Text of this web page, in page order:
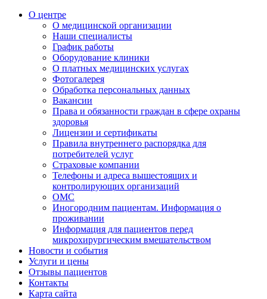
О центре
О медицинской организации
Наши специалисты
График работы
Оборудование клиники
О платных медицинских услугах
Фотогалерея
Обработка персональных данных
Вакансии
Права и обязанности граждан в сфере охраны
здоровья
Лицензии и сертификаты
Правила внутреннего распорядка для
потребителей услуг
Страховые компании
Телефоны и адреса вышестоящих и
контролирующих организаций
ОМС
Иногородним пациентам. Информация о
проживании
Информация для пациентов перед
микрохирургическим вмешательством
Новости и события
Услуги и цены
Отзывы пациентов
Контакты
Карта сайта